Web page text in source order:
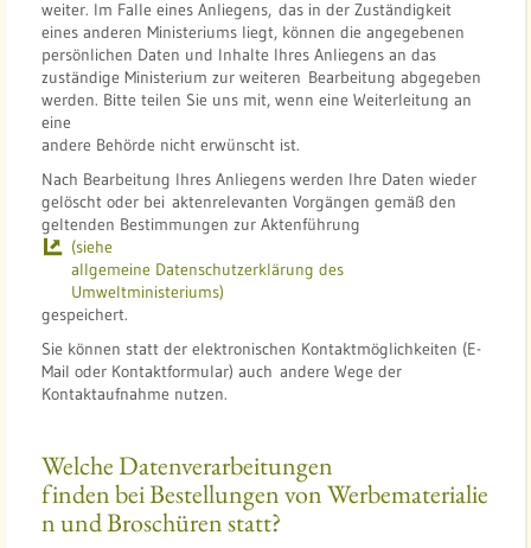
weiter. Im Falle eines Anliegens, das in der Zuständigkeit
eines anderen Ministeriums liegt, können die angegebenen
persönlichen Daten und Inhalte Ihres Anliegens an das
zuständige Ministerium zur weiteren Bearbeitung abgegeben
werden. Bitte teilen Sie uns mit, wenn eine Weiterleitung an
eine
andere Behörde nicht erwünscht ist.
Nach Bearbeitung Ihres Anliegens werden Ihre Daten wieder
gelöscht oder bei aktenrelevanten Vorgängen gemäß den
geltenden Bestimmungen zur Aktenführung
(siehe
allgemeine Datenschutzerklärung des
Umweltministeriums)
gespeichert.
Sie können statt der elektronischen Kontaktmöglichkeiten (E-
Mail oder Kontaktformular) auch andere Wege der
Kontaktaufnahme nutzen.
Welche Datenverarbeitungen
finden bei Bestellungen von Werbematerialie
n und Broschüren statt?